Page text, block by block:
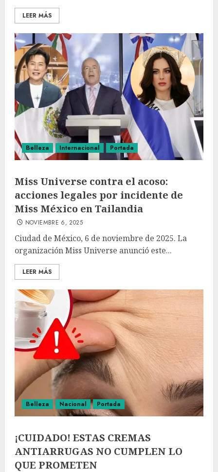
LEER MÁS
Belleza Internacional Portada
Miss Universe contra el acoso:
acciones legales por incidente de
Miss México en Tailandia
NOVIEMBRE 6, 2025
Ciudad de México, 6 de noviembre de 2025. La
organización Miss Universe anunció este...
LEER MÁS
Belleza Nacional Portada
¡CUIDADO! ESTAS CREMAS
ANTIARRUGAS NO CUMPLEN LO
QUE PROMETEN